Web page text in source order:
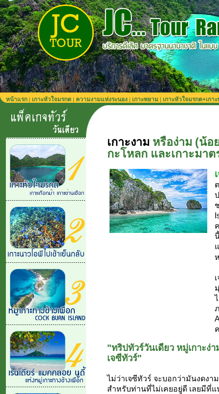
หน้าแรก | เกาะหัวใจมรกต | ความงามแห่งระนอง | เกาะพยาม | เกาะหัวใจมรกต+เกา
เกาะงาม หรือง่าม (น้อ
กะโหลก และเกาะมาต
"ทริปทัวร์วันเดียว หมู่เกาะง่
เจซีทัวร์"
ไม่ว่าเจซีทัวร์ จะบอกว่ามันงดง
สำหรับท่านที่ไม่เคยอยู่ดี เลยมีที่